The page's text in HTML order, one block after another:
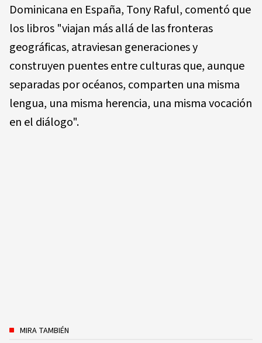
Dominicana en España, Tony Raful, comentó que
los libros "viajan más allá de las fronteras
geográficas, atraviesan generaciones y
construyen puentes entre culturas que, aunque
separadas por océanos, comparten una misma
lengua, una misma herencia, una misma vocación
en el diálogo".
MIRA TAMBIÉN